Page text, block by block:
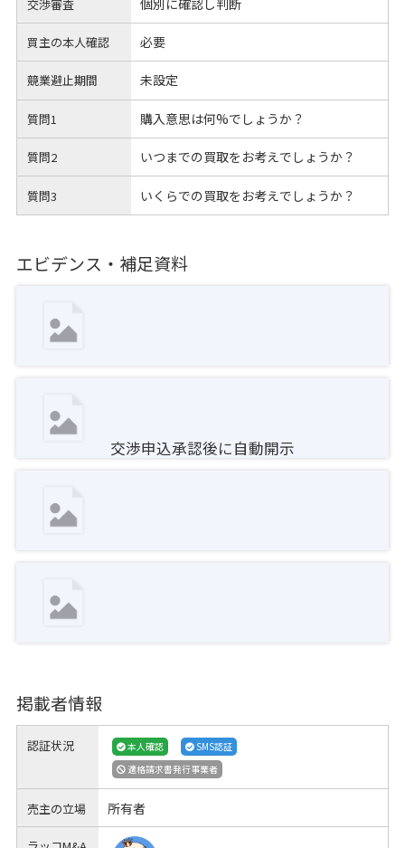
交渉審査
買主の本人確認 必要
競業避止期間 未設定
質問1 購入意思は何%でしょうか？
質問2 いつまでの買取をお考えでしょうか？
質問3 いくらでの買取をお考えでしょうか？
エビデンス・補足資料
交渉申込承認後に自動開示
掲載者情報
認証状況 本人確認
SMS認証
適格請求書発行事業者
売主の立場 所有者